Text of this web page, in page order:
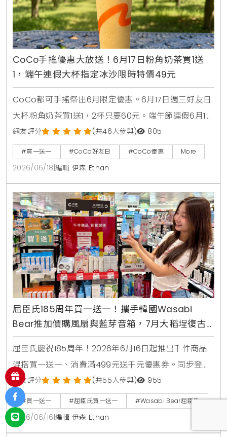
CoCo手搖優惠大放送！6月17日粉角奶茶買1送
1，端午連假大杯指定冰沙限時特價49元
CoCo都可手搖祭出6月限定優惠。6月17日週三好友日
大杯粉角奶茶買1送1，2杯只要60元。端午節連假6月19
日至6月21日加碼消暑活動，大杯芒果冰沙、雪沙椰椰
咖啡、雪沙椰椰冬瓜3款指定特調冰沙限時特價49元。
網友評分 (共46人參與) 805
#買一送一 #CoCo好友日 #CoCo優惠 More
2026/06/18 編輯 伊森 Ethan
屈臣氏185周年買一送一！攜手韓國Wasabi
Bear推加價購風扇與藍芽音箱，7月大稻埕復古
快閃店盛大開幕
屈臣氏慶祝185周年！2026年6月16日起推出千件商品
混搭買一送一、消費滿499元送千元優惠券。同步登場
的還有韓國Wasabi Bear第二彈聯名加價購，包含小提
袋、製冷風扇與藍芽音箱，消費滿1850元再送獨家185
周年紀念熊。7月9日更將於台北大稻埕開設復古主題快
閃店，重現經典時代場景。
網友評分 (共55人參與) 955
#買一送一 #屈臣氏買一送一 #Wasabi Bear屈臣氏
2026/06/16 編輯 伊森 Ethan